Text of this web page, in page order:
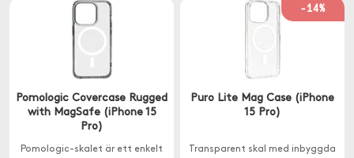
Pomologic Covercase Rugged
with MagSafe (iPhone 15
Pro)
Pomologic-skalet är ett enkelt
-14%
Puro Lite Mag Case (iPhone
15 Pro)
Transparent skal med inbyggda